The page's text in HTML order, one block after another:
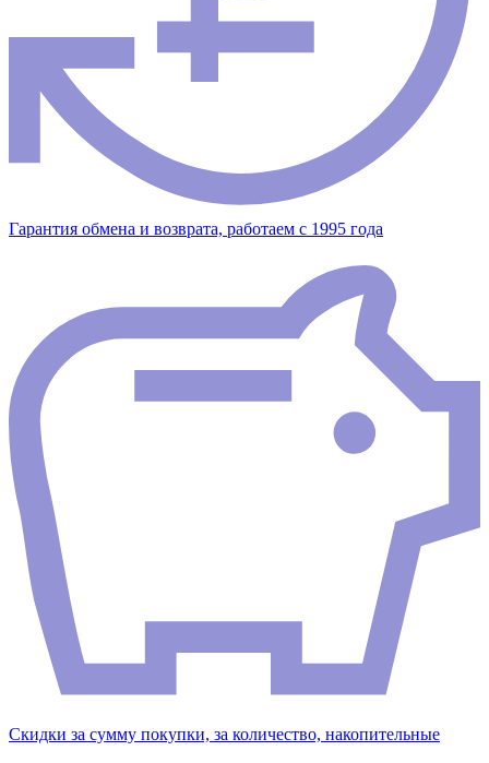
Гарантия обмена и возврата, работаем с 1995 года
Скидки за сумму покупки, за количество, накопительные